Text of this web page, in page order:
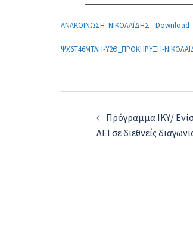
ΑΝΑΚΟΙΝΩΣΗ_ΝΙΚΟΛΑΪΔΗΣ Download
ΨΧ6Τ46ΜΤΛΗ-Υ2Θ_ΠΡΟΚΗΡΥΞΗ-
navigation
Πρόγραμμα ΙΚΥ/
ΑΕΙ σε διεθνείς